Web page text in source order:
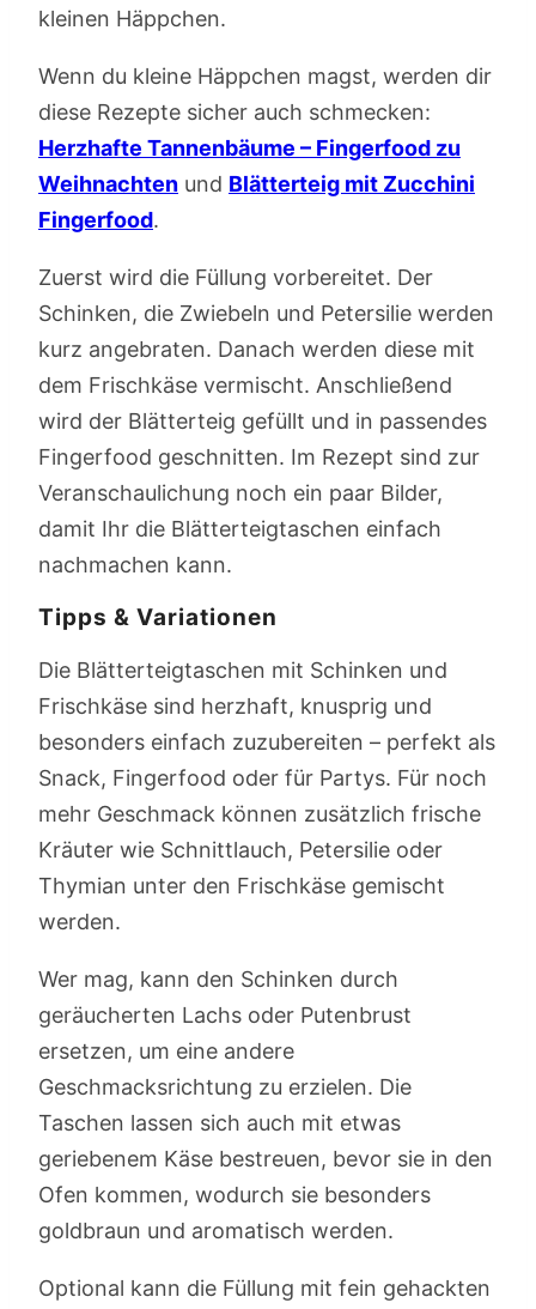
kleinen Häppchen.
Wenn du kleine Häppchen magst, werden dir
diese Rezepte sicher auch schmecken:
Herzhafte Tannenbäume – Fingerfood zu
Weihnachten und Blätterteig mit Zucchini
Fingerfood.
Zuerst wird die Füllung vorbereitet. Der
Schinken, die Zwiebeln und Petersilie werden
kurz angebraten. Danach werden diese mit
dem Frischkäse vermischt. Anschließend
wird der Blätterteig gefüllt und in passendes
Fingerfood geschnitten. Im Rezept sind zur
Veranschaulichung noch ein paar Bilder,
damit Ihr die Blätterteigtaschen einfach
nachmachen kann.
Tipps & Variationen
Die Blätterteigtaschen mit Schinken und
Frischkäse sind herzhaft, knusprig und
besonders einfach zuzubereiten – perfekt als
Snack, Fingerfood oder für Partys. Für noch
mehr Geschmack können zusätzlich frische
Kräuter wie Schnittlauch, Petersilie oder
Thymian unter den Frischkäse gemischt
werden.
Wer mag, kann den Schinken durch
geräucherten Lachs oder Putenbrust
ersetzen, um eine andere
Geschmacksrichtung zu erzielen. Die
Taschen lassen sich auch mit etwas
geriebenem Käse bestreuen, bevor sie in den
Ofen kommen, wodurch sie besonders
goldbraun und aromatisch werden.
Optional kann die Füllung mit fein gehackten